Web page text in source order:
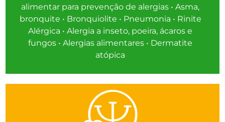
alimentar para prevenção de alergias • Asma,
bronquite • Bronquiolite • Pneumonia • Rinite
Alérgica • Alergia a inseto, poeira, ácaros e
fungos • Alergias alimentares • Dermatite
atópica